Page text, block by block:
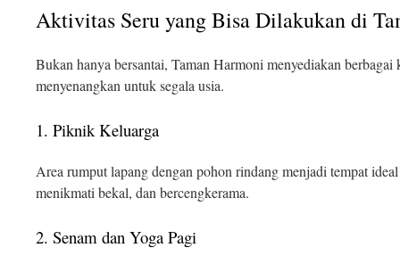
Aktivitas Seru yang Bisa Dilakukan di
Bukan hanya bersantai, Taman Harmoni menyediakan
menyenangkan untuk segala usia.
1. Piknik Keluarga
Area rumput lapang dengan pohon rindang menjadi tempat
menikmati bekal, dan bercengkerama.
2. Senam dan Yoga Pagi